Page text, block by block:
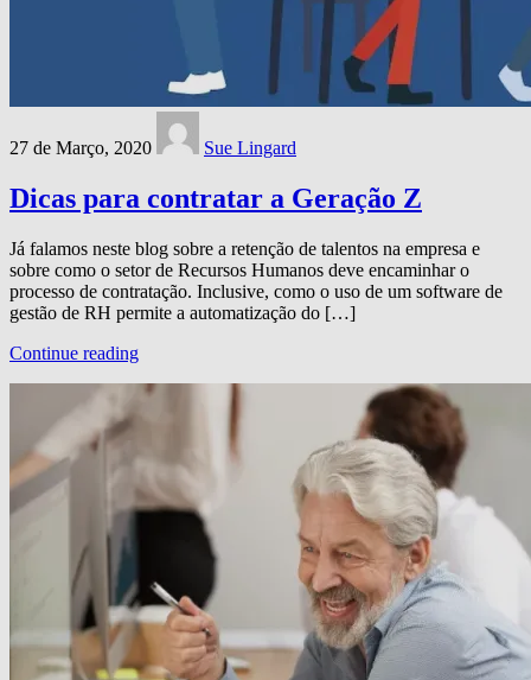
27 de Março, 2020 Sue Lingard
Dicas para contratar a Geração Z
Já falamos neste blog sobre a retenção de talentos na empresa e
sobre como o setor de Recursos Humanos deve encaminhar o
processo de contratação. Inclusive, como o uso de um software de
gestão de RH permite a automatização do […]
Continue reading